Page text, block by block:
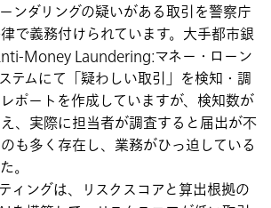
ンダリングの疑いがある取引を警察庁
で義務付けられています。大手都市銀
Money Laundering:マネー・ローン
テムにて「疑わしい取引」を検知・調
ポートを作成していますが、検知数が
、実際に担当者が調査すると届出が不
も多く存在し、業務がひっ迫している
。
ィングは、リスクスコアと算出根拠の